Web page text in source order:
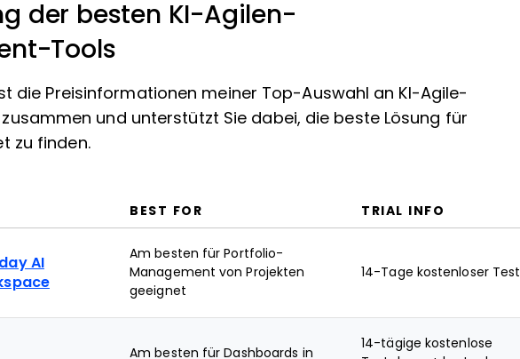
der besten KI-Agilen-
Tools
die Preisinformationen meiner Top-Auswahl an KI-Agile-
und unterstützt Sie dabei, die beste Lösung für
zu finden.
BEST FOR TRIAL INFO
AI
Am besten für Portfolio-
Management von Projekten
geeignet
14-Tage kostenloser Test
Am besten für Dashboards in
14-tägige kostenlose